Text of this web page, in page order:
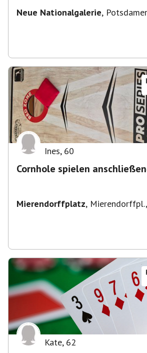
Neue Nationalgalerie,
Ines, 60
Cornhole spielen
Mierendorffplatz,
Kate, 62